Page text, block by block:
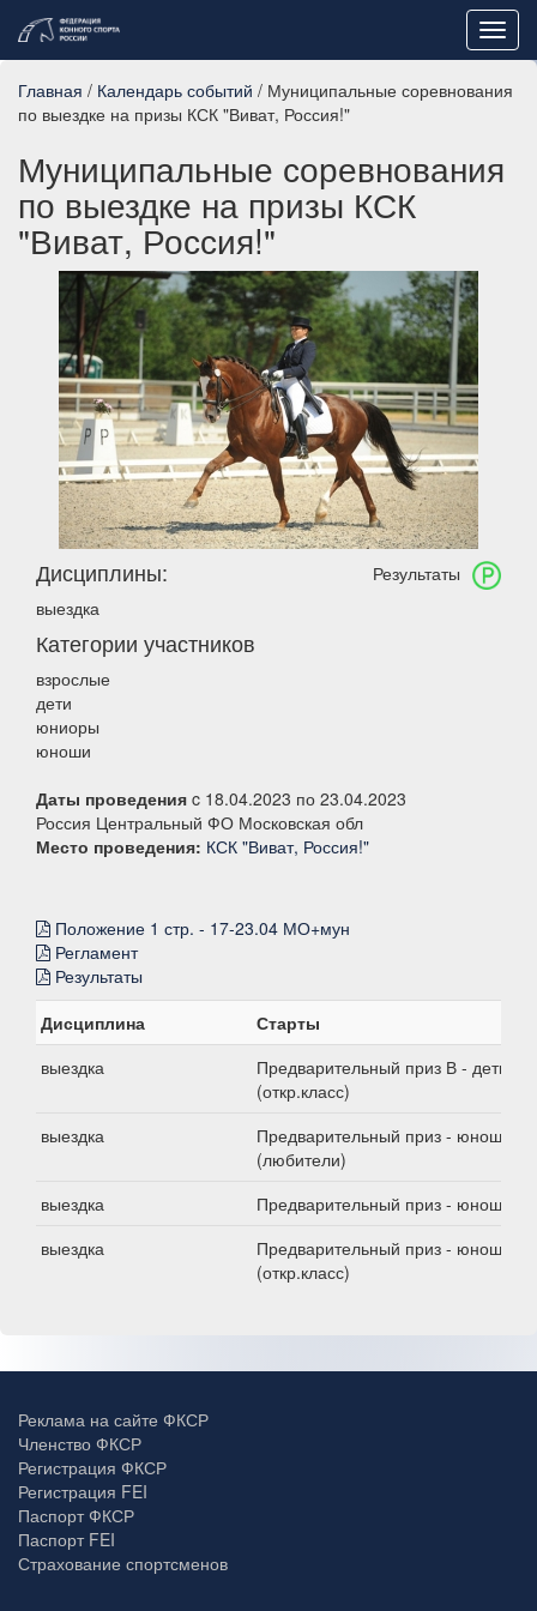
Главная / Календарь событий / Муниципальные соревнования
по выездке на призы КСК "Виват, Россия!"
Муниципальные соревнования
по выездке на призы КСК
"Виват, Россия!"
Результаты
Дисциплины:
выездка
Категории участников
взрослые
дети
юниоры
юноши
Даты проведения c 18.04.2023 по 23.04.2023
Россия Центральный ФО Московская обл
Место проведения: КСК "Виват, Россия!"
Положение 1 стр. - 17-23.04 МО+мун
Регламент
Результаты
Дисциплина
Старты
выездка
Предварительный приз В - дети
(откр.класс)
выездка
Предварительный приз - юноши
(любители)
выездка
Предварительный приз - юноши
выездка
Предварительный приз - юноши
(откр.класс)
Реклама на сайте ФКСР
Членство ФКСР
Регистрация ФКСР
Регистрация FEI
Паспорт ФКСР
Паспорт FEI
Страхование спортсменов